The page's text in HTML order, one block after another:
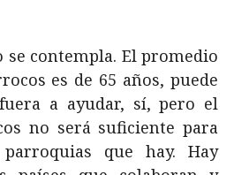
se contempla. El promedio
es de 65 años, puede
a ayudar, sí, pero el
no será suficiente para
que hay. Hay